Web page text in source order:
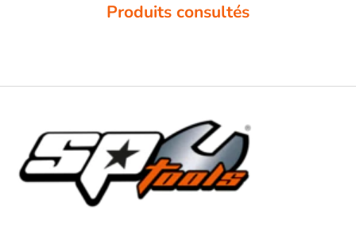
Produits consultés